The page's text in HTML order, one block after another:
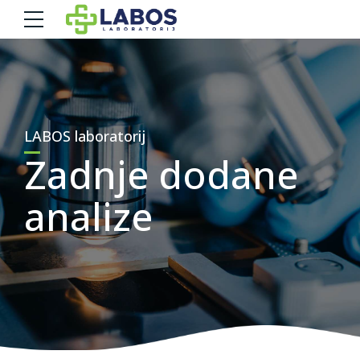
LABOS laboratorij
Zadnje dodane
analize